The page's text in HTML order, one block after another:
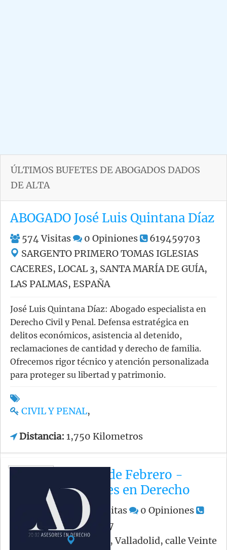
ÚLTIMOS BUFETES DE ABOGADOS DADOS
DE ALTA
ABOGADO José Luis Quintana Díaz
574Visitas 0 Opiniones
619459703
SARGENTO PRIMERO TOMAS IGLESIAS
CACERES, LOCAL 3, SANTA MARÍA DE GUÍA,
LAS PALMAS, ESPAÑA
José Luis Quintana Díaz: Abogado especialista en
Derecho Civil y Penal. Defensa estratégica en
delitos económicos, asistencia al detenido,
reclamaciones de cantidad y derecho de familia.
Ofrecemos rigor técnico y atención personalizada
para proteger su libertad y patrimonio.
CIVIL Y PENAL,
Distancia: 1,750 Kilometros
Veinte de Febrero -
Asesores en Derecho
584 Visitas 0 Opiniones
983357317
España, Valladolid, calle Veinte